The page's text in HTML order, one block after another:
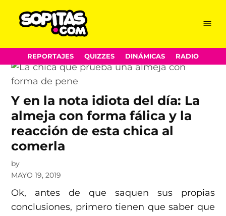
content
Menu
REPORTAJES QUIZZES DINÁMICAS RADIO
pene
Y en la nota idiota del día: La
almeja con forma fálica y la
reacción de esta chica al
comerla
by
MAYO 19, 2019
Ok, antes de que saquen sus propias
conclusiones, primero tienen que saber que